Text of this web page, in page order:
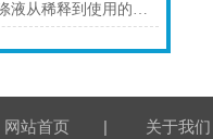
免疫染色洗涤液从稀释到使用的完整流程
网站首页 | 关于我们